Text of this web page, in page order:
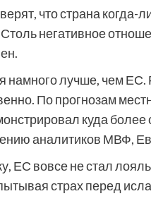
что страна когда-
негативное
намного лучше, чем ЕС.
По прогнозам
куда более
аналитиков МВФ,
ЕС вовсе не стал
страх перед